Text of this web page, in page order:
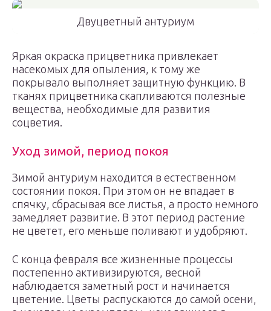
Двуцветный антуриум
Яркая окраска прицветника привлекает
насекомых для опыления, к тому же
покрывало выполняет защитную функцию. В
тканях прицветника скапливаются полезные
вещества, необходимые для развития
соцветия.
Уход зимой, период покоя
Зимой антуриум находится в естественном
состоянии покоя. При этом он не впадает в
спячку, сбрасывая все листья, а просто немного
замедляет развитие. В этот период растение
не цветет, его меньше поливают и удобряют.
С конца февраля все жизненные процессы
постепенно активизируются, весной
наблюдается заметный рост и начинается
цветение. Цветы распускаются до самой осени,